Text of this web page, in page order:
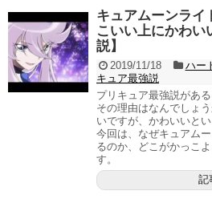
キュアムーンライ
こいい上にかわい
説】
2019/11/18 ハー
キュア最強説
プリキュア最強説があ
その理由はなんでしょ
いですが、かわいいと
今回は、なぜキュアム
るのか、どこがかっこ
す。
記